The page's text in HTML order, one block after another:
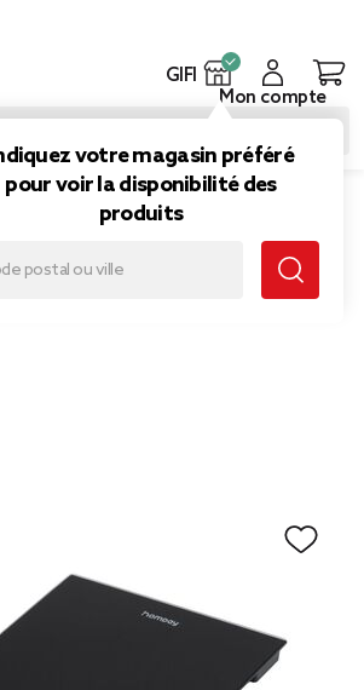
GIFI
votre magasin préféré
pour voir la disponibilité des
produits
Mon compte
de cuisine
cuisine LCD
18x21cm